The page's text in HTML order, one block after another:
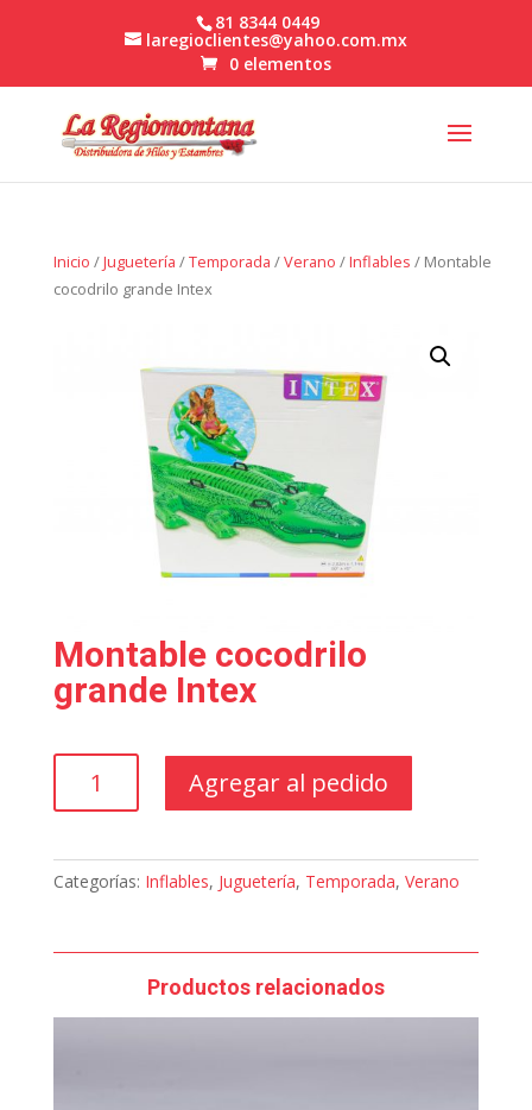
81 8344 0449
laregioclientes@yahoo.com.mx
0 elementos
Inicio /Juguetería /Temporada /Verano /Inflables / Montable
cocodrilo grande Intex
Montable cocodrilo
grande Intex
cocodrilo
cantidad
Agregar al pedido
Categorías: Inflables, Juguetería, Temporada, Verano
Productos relacionados